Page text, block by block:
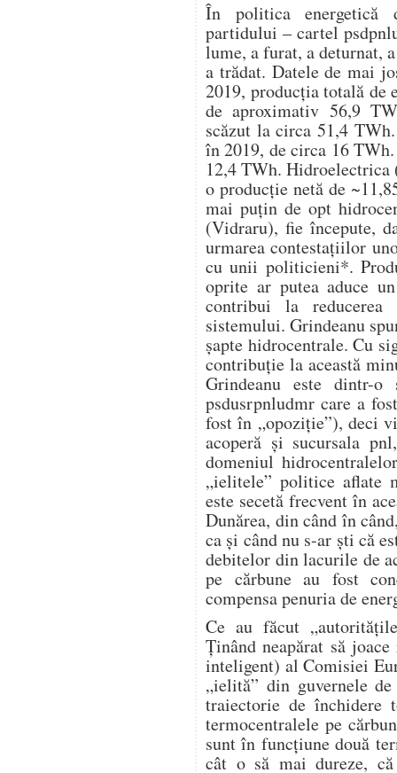
În politica
partidului – cartel
lume, a furat, a deturnat,
a trădat. Datele de mai
2019, producția totală de
de aproximativ 56,9
scăzut la circa 51,4
în 2019, de circa 16
12,4 TWh.
o producție netă de
mai puțin de opt
(Vidraru), fie începute,
urmarea contestațiilor
cu unii politicieni*.
oprite ar putea aduce
contribui la
sistemului. Grindeanu
șapte hidrocentrale. Cu
contribuție la această
Grindeanu este dintr-
psdusrpnludmr care a
fost în „opoziție”), deci
acoperă și sucursala
domeniul
„ielitele” politice aflate
este secetă frecvent în
Dunărea, din când în
ca și când nu s-ar ști că
debitelor din lacurile de
pe cărbune au fost
compensa penuria de
Ce au făcut
Ținând neapărat să
inteligent) al Comisiei
„ielită” din guvernele
traiectorie de închidere
termocentralele pe
sunt în funcțiune două
cât o să mai dureze,